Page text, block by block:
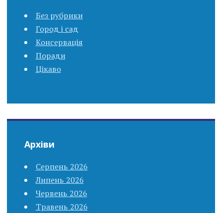
Без рубрики
Город і сад
Консервація
Поради
Цікаво
Архіви
Серпень 2026
Липень 2026
Червень 2026
Травень 2026